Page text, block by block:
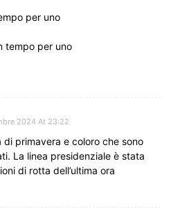
per uno
tempo per uno
2024 At 23:22
di primavera e coloro che sono
La linea presidenziale è stata
di rotta dell’ultima ora